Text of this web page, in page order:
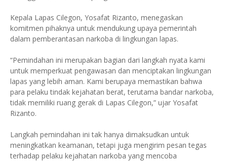
Kepala Lapas Cilegon, Yosafat Rizanto, menegaskan
komitmen pihaknya untuk mendukung upaya pemerintah
dalam pemberantasan narkoba di lingkungan lapas.
“Pemindahan ini merupakan bagian dari langkah nyata kami
untuk memperkuat pengawasan dan menciptakan lingkungan
lapas yang lebih aman. Kami berupaya memastikan bahwa
para pelaku tindak kejahatan berat, terutama bandar narkoba,
tidak memiliki ruang gerak di Lapas Cilegon,” ujar Yosafat
Rizanto.
Langkah pemindahan ini tak hanya dimaksudkan untuk
meningkatkan keamanan, tetapi juga mengirim pesan tegas
terhadap pelaku kejahatan narkoba yang mencoba